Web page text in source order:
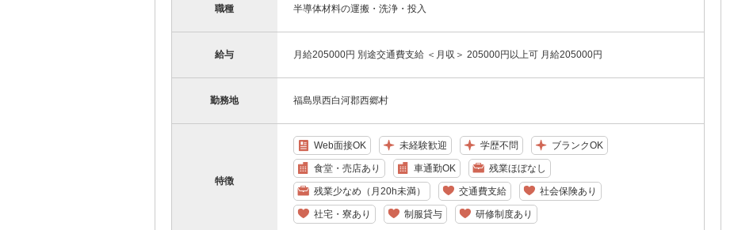
職種 半導体材料の運搬・洗浄・投入
給与 月給205000円 別途交通費支給 ＜月収＞ 205000円以上可 月給205000円
勤務地 福島県西白河郡西郷村
特徴
Web面接OK 未経験歓迎 学歴不問 ブランクOK
食堂・売店あり 車通勤OK 残業ほぼなし
残業少なめ（月20h未満） 交通費支給 社会保険あり
社宅・寮あり 制服貸与 研修制度あり